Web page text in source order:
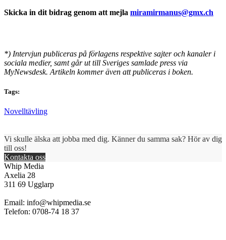
Skicka in dit bidrag genom att mejla miramirmanus@gmx.ch
*) Intervjun publiceras på förlagens respektive sajter och kanaler i
sociala medier, samt går ut till Sveriges samlade press via
MyNewsdesk. Artikeln kommer även att publiceras i boken.
Tags:
Novelltävling
Vi skulle älska att jobba med dig. Känner du samma sak? Hör av dig
till oss!
Kontakta oss
Whip Media
Axelia 28
311 69 Ugglarp
Email: info@whipmedia.se
Telefon: 0708-74 18 37